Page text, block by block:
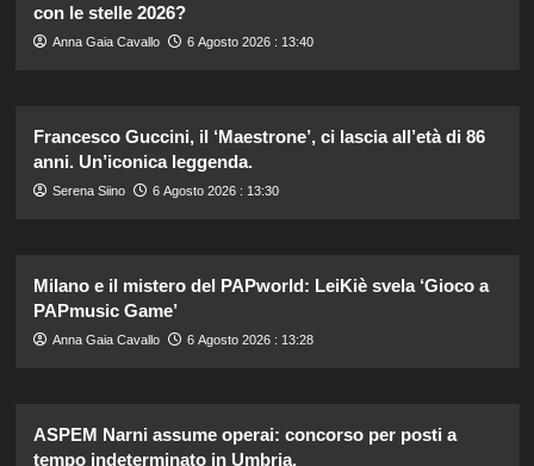
con le stelle 2026?
Anna Gaia Cavallo 6 Agosto 2026 : 13:40
Francesco Guccini, il ‘Maestrone’, ci lascia all’età di 86
anni. Un’iconica leggenda.
Serena Siino 6 Agosto 2026 : 13:30
Milano e il mistero del PAPworld: LeiKiè svela ‘Gioco a
PAPmusic Game’
Anna Gaia Cavallo 6 Agosto 2026 : 13:28
ASPEM Narni assume operai: concorso per posti a
tempo indeterminato in Umbria.